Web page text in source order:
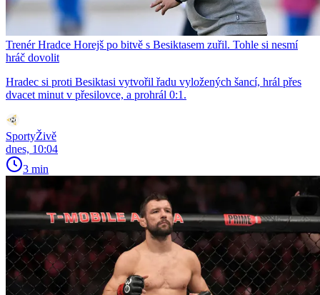
Trenér Hradce Horejš po bitvě s Besiktasem zuřil. Tohle si nesmí
hráč dovolit
Hradec si proti Besiktasi vytvořil řadu vyložených šancí, hrál přes
dvacet minut v přesilovce, a prohrál 0:1.
SportyŽivě
dnes, 10:04
3 min